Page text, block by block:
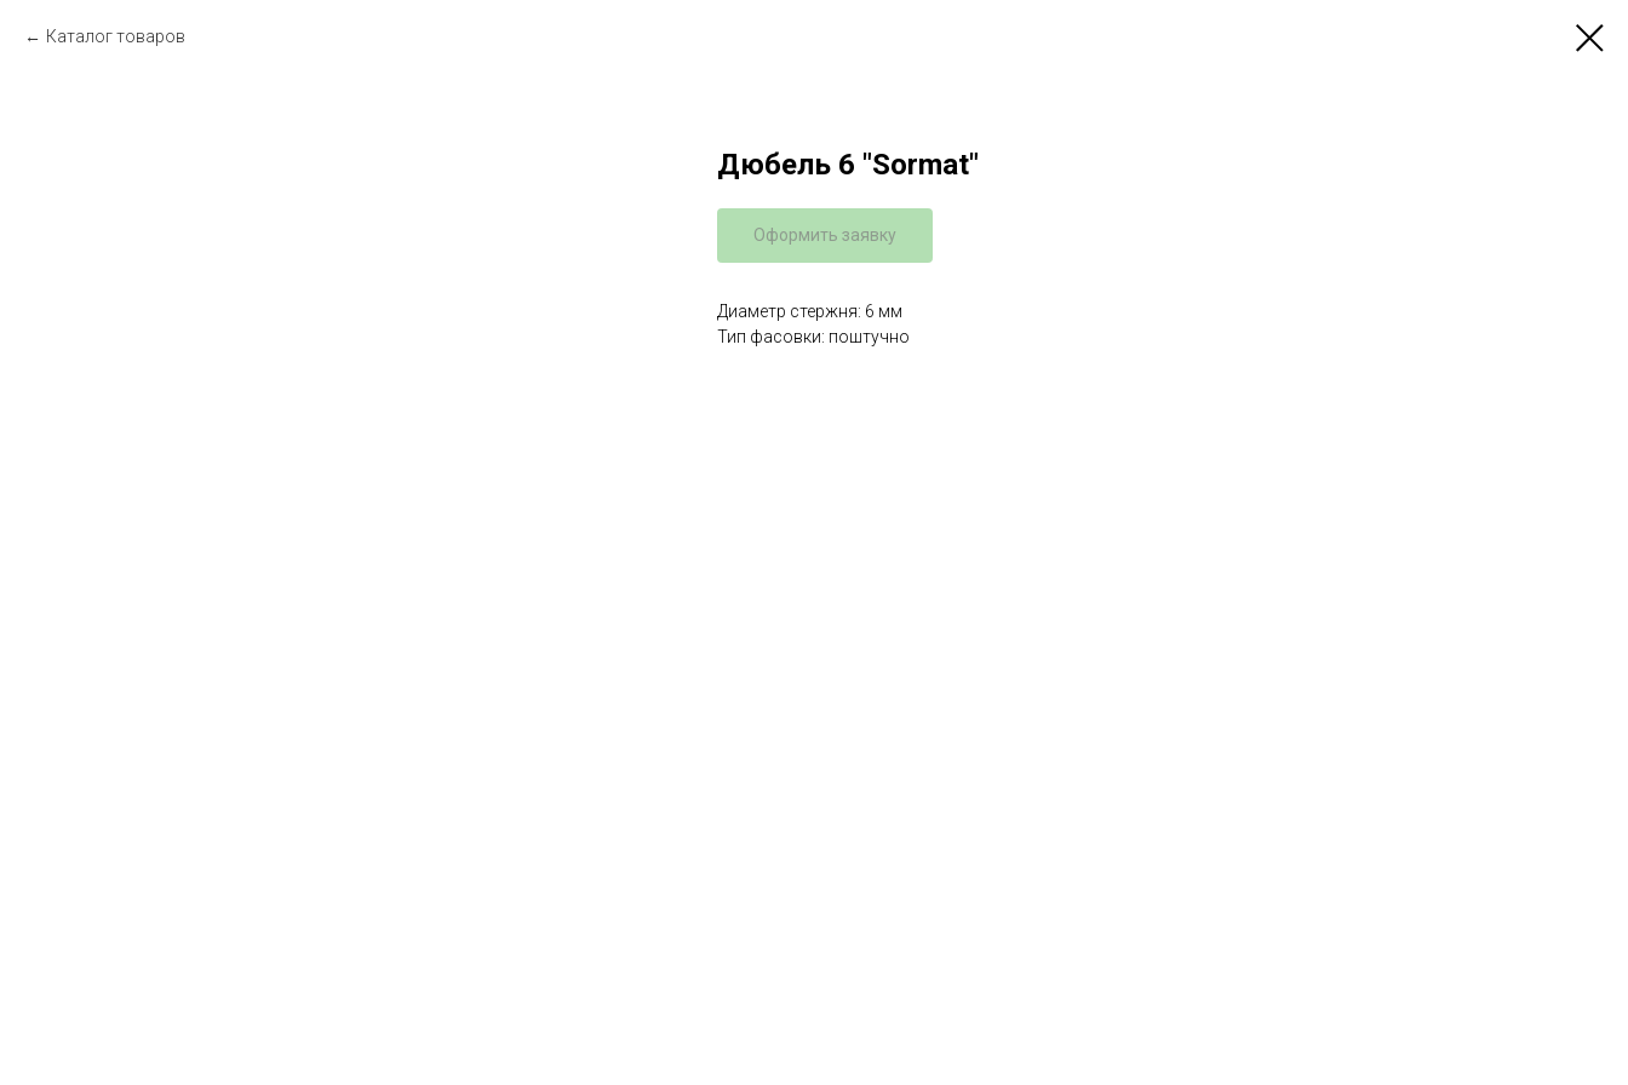
Каталог товаров
Дюбель 6 "Sormat"
Оформить заявку
Диаметр стержня: 6 мм
Тип фасовки: поштучно